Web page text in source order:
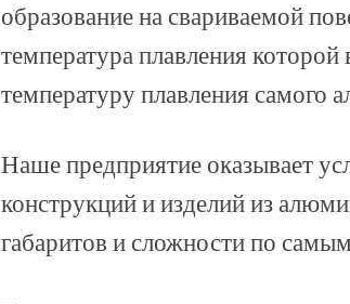
образование на свариваемой
температура плавления
температуру плавления самого
Наше предприятие оказывает
конструкций и изделий из
габаритов и сложности по